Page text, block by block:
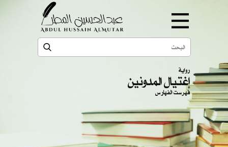
رواية
إغتيال المدونين
فهرست الفهارس